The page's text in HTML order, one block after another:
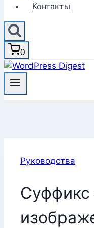
Контакты
0
Руководства
Суффикс